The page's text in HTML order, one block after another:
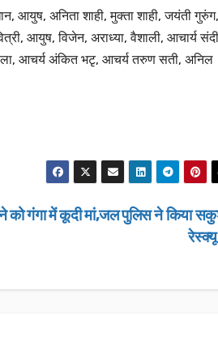
आयुष, अनिता शाही, मुक्ता शाही, जयंती गुरुंग,
आयुष, विजेन, अराध्या, वैशाली, आचार्य
आचर्य अंकित भटृ, आचर्य तरुण सती, अनिल
को गंगा में कूदी मां,जल पुलिस ने किया
रेस्क्यू
उत्तराखण्ड उत्तराखण्ड
लंबित राजस्व
के आदेश…